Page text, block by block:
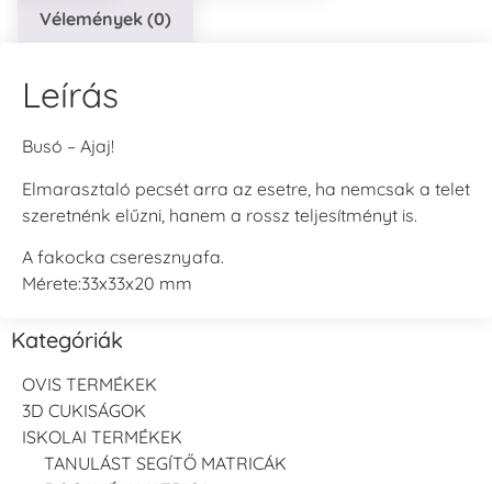
Vélemények (0)
Leírás
Busó – Ajaj!
Elmarasztaló pecsét arra az esetre, ha nemcsak a telet
szeretnénk elűzni, hanem a rossz teljesítményt is.
A fakocka cseresznyafa.
Mérete:33x33x20 mm
Kategóriák
OVIS TERMÉKEK
3D CUKISÁGOK
ISKOLAI TERMÉKEK
TANULÁST SEGÍTŐ MATRICÁK